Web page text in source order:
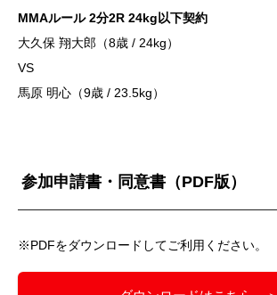
MMAルール 2分2R 24kg以下契約
大久保 翔大郎（8歳 / 24kg）
VS
馬原 明心（9歳 / 23.5kg）
参加申請書・同意書（PDF版）
※PDFをダウンロードしてご利用ください。